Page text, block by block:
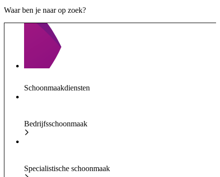
Waar ben je naar op zoek?
Schoonmaakdiensten
Bedrijfsschoonmaak
Specialistische schoonmaak